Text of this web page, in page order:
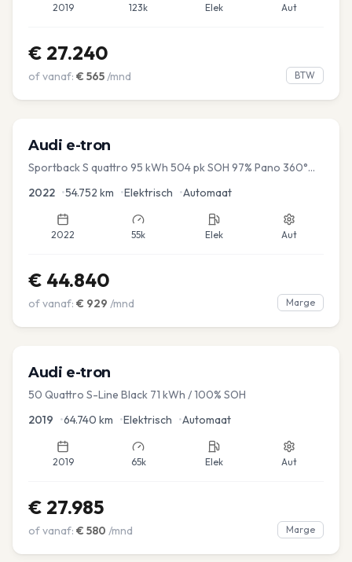
2019 123k Elek Aut
€ 27.240
of vanaf: € 565 /mnd BTW
Audi e-tron
Sportback S quattro 95 kWh 504 pk SOH 97% Pano 360°
2022 •54.752 km •Elektrisch •Automaat
2022 55k Elek Aut
€ 44.840
of vanaf: € 929 /mnd Marge
Audi e-tron
50 Quattro S-Line Black 71 kWh / 100% SOH
2019 •64.740 km •Elektrisch •Automaat
2019 65k Elek Aut
€ 27.985
of vanaf: € 580 /mnd Marge